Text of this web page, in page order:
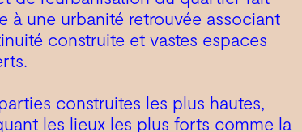
à une urbanité retrouvée associant
construite et vastes espaces
construites les plus hautes,
les lieux les plus forts comme la